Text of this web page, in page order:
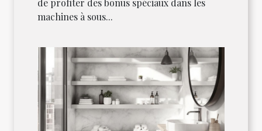
de profiter des bonus spéciaux dans les
machines à sous...